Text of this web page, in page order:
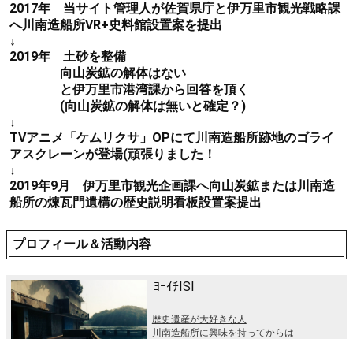
2017年 当サイト管理人が佐賀県庁と伊万里市観光戦略課
へ川南造船所VR+史料館設置案を提出
↓
2019年 土砂を整備
向山炭鉱の解体はない
と伊万里市港湾課から回答を頂く
(向山炭鉱の解体は無いと確定？)
↓
TVアニメ「ケムリクサ」OPにて川南造船所跡地のゴライ
アスクレーンが登場(頑張りました！
↓
2019年9月 伊万里市観光企画課へ向山炭鉱または川南造
船所の煉瓦門遺構の歴史説明看板設置案提出
プロフィール＆活動内容
ﾖｰｲﾁISI
歴史遺産が大好きな人
川南造船所に興味を持ってからは